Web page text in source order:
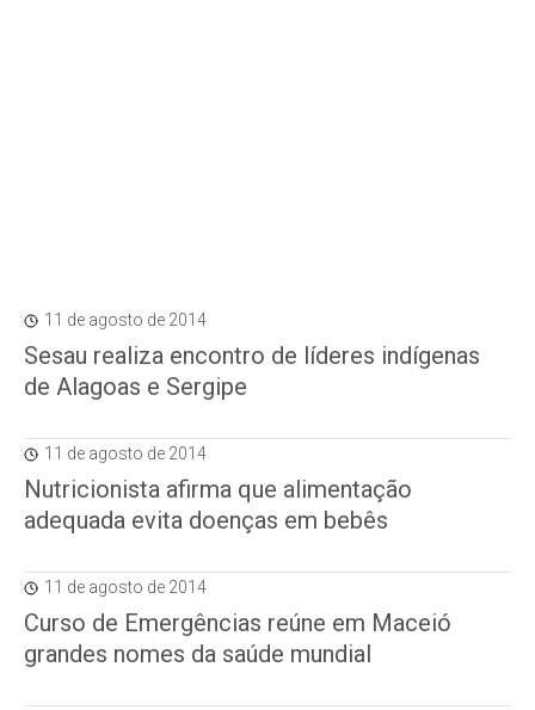
11 de agosto de 2014
Sesau realiza encontro de líderes indígenas
de Alagoas e Sergipe
11 de agosto de 2014
Nutricionista afirma que alimentação
adequada evita doenças em bebês
11 de agosto de 2014
Curso de Emergências reúne em Maceió
grandes nomes da saúde mundial